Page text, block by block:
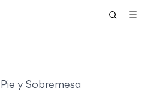
Pie y Sobremesa